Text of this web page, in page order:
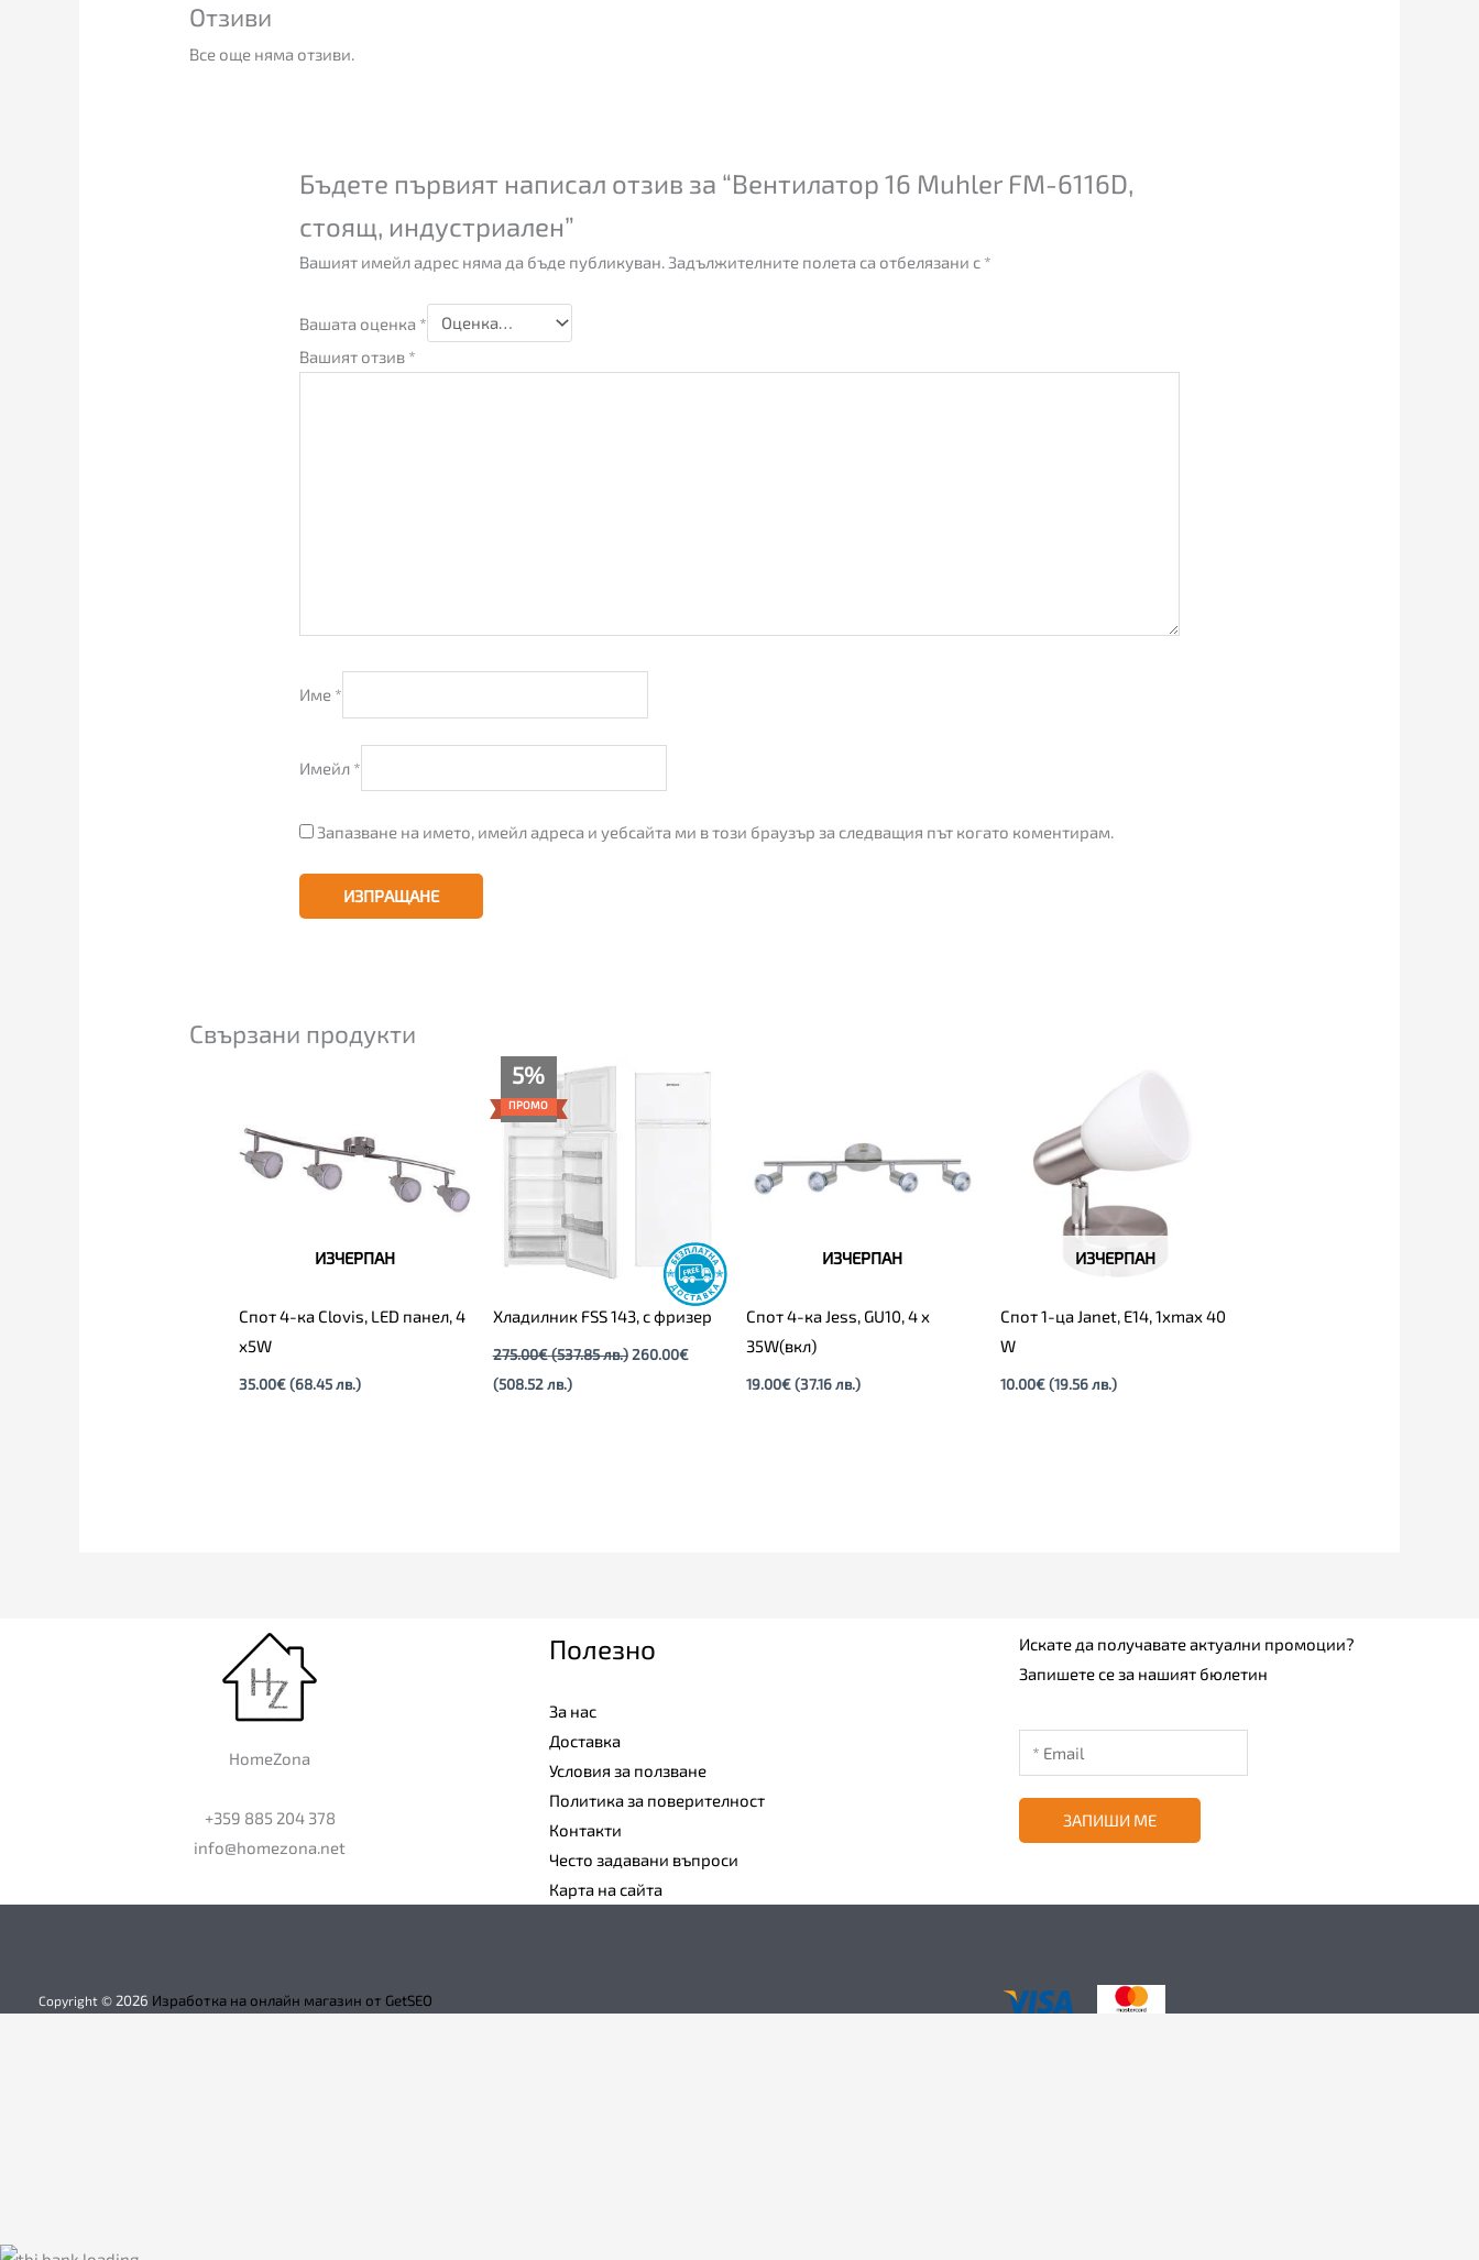
Отзиви
Все още няма отзиви.
Бъдете първият написал отзив за “Вентилатор 16 Muhler FM-6116D,
стоящ, индустриален”
Вашият имейл адрес няма да бъде публикуван. Задължителните полета са отбелязани с *
Вашата оценка *
Вашият отзив *
Име *
Имейл *
Запазване на името, имейл адреса и уебсайта ми в този браузър за следващия път когато коментирам.
Свързани продукти
ИЗЧЕРПАН
Спот 4-ка Clovis, LED панел, 4
х5W
35.00€(68.45 лв.)
5%
ПРОМО
Хладилник FSS 143, с фризер
275.00€(537.85 лв.)
275.00€
260.00€
(508.52 лв.)
Текущата
(508.52
лв.).
ИЗЧЕРПАН
Спот 4-ка Jess, GU10, 4 x
35W(вкл)
19.00€(37.16 лв.)
ИЗЧЕРПАН
Спот 1-ца Janet, E14, 1xmax 40
W
10.00€ (19.56 лв.)
HomeZona
+359 885 204 378
info@homezona.net
Полезно
За нас
Доставка
Условия за ползване
Политика за поверителност
Контакти
Често задавани въпроси
Карта на сайта
Искате да получавате актуални промоции?
Запишете се за нашият бюлетин
ЗАПИШИ МЕ
Copyright © 2026 Изработка на онлайн магазин от GetSEO